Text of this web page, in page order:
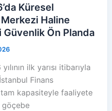
Küresel
Merkezi Haline
Güvenlik Ön Planda
ilk yarısı itibarıyla
Finans
tam kapasiteyle faaliyete